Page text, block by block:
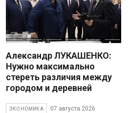
Александр ЛУКАШЕНКО:
Нужно максимально
стереть различия между
городом и деревней
ЭКОНОМИКА 07 августа 2026